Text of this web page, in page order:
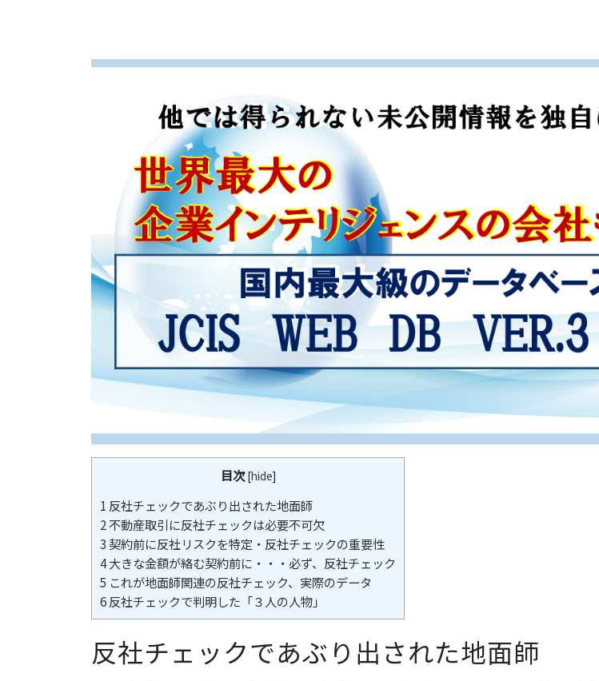
目次 [hide]
1 反社チェックであぶり出された地面師
2不動産取引に反社チェックは必要不可欠
3 契約前に反社リスクを特定・反社チェックの重要性
4大きな金額が絡む契約前に・・・必ず、反社チェック
5 これが地面師関連の反社チェック、実際のデータ
6反社チェックで判明した「３人の人物」
反社チェックであぶり出された地面師